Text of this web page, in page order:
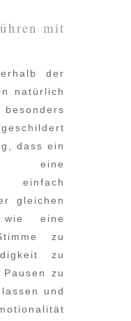
mit
der
natürlich
dass ein
eine
einfach
gleichen
wie eine
zu
zu
zu
und